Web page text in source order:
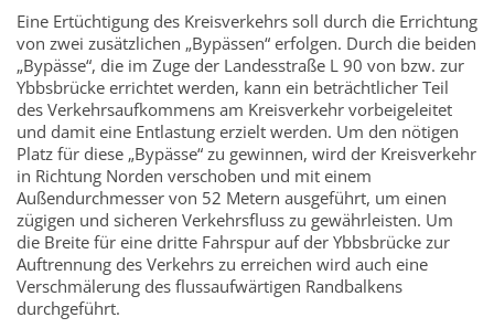
Eine Ertüchtigung des Kreisverkehrs soll durch die Errichtung
von zwei zusätzlichen „Bypässen“ erfolgen. Durch die beiden
„Bypässe“, die im Zuge der Landesstraße L 90 von bzw. zur
Ybbsbrücke errichtet werden, kann ein beträchtlicher Teil
des Verkehrsaufkommens am Kreisverkehr vorbeigeleitet
und damit eine Entlastung erzielt werden. Um den nötigen
Platz für diese „Bypässe“ zu gewinnen, wird der Kreisverkehr
in Richtung Norden verschoben und mit einem
Außendurchmesser von 52 Metern ausgeführt, um einen
zügigen und sicheren Verkehrsfluss zu gewährleisten. Um
die Breite für eine dritte Fahrspur auf der Ybbsbrücke zur
Auftrennung des Verkehrs zu erreichen wird auch eine
Verschmälerung des flussaufwärtigen Randbalkens
durchgeführt.